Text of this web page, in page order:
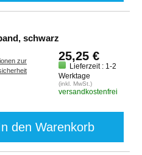
schwarz
zur
25,25 €
Lieferzeit : 1-2
Werktage
(inkl. MwSt.)
versandkostenfrei
den Warenkorb